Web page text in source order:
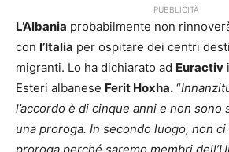
PUBBLICITÀ
L’Albania probabilmente non
con l’Italia per ospitare dei centri
migranti. Lo ha dichiarato ad Euractiv
Esteri albanese Ferit Hoxha. “
l’accordo è di cinque anni e non sono
una proroga. In secondo luogo, non ci